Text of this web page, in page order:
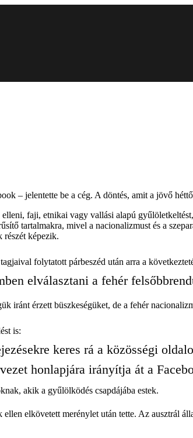
– jelentette be a cég. A döntés, amit a jövő
faji, etnikai vagy vallási alapú
tartalmakra, mivel a nacionalizmust és a
részét képezik.
folytatott párbeszéd után arra a
elválasztani a fehér
iránt érzett büszkeségüket, de a fehér
is:
keres rá a közösségi
honlapjára irányítja át a
akik a gyűlölködés csapdájába estek.
elkövetett merénylet után tette. Az ausztrál